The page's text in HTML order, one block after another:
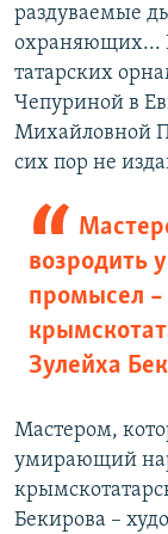
раздуваемые
охраняющих...
татарских
Чепуриной в
Михайловной
сих пор не
возродить
промысел
Зулейха
Мастером,
умирающий
Бекирова –